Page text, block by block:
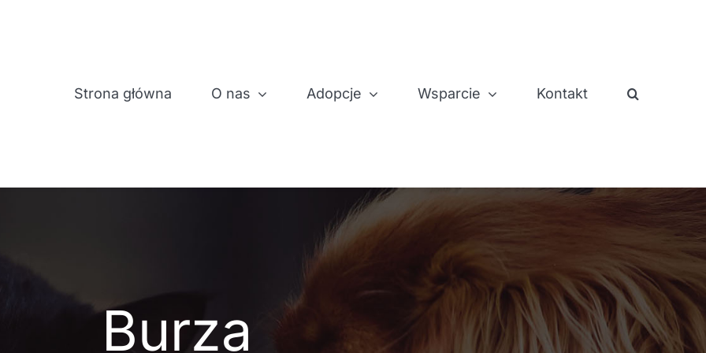
Strona główna O nas Adopcje Wsparcie Kontakt
Burza